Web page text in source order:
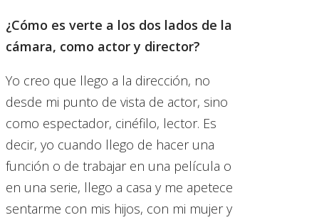
¿Cómo es verte a los dos lados de la
cámara, como actor y director?
Yo creo que llego a la dirección, no
desde mi punto de vista de actor, sino
como espectador, cinéfilo, lector. Es
decir, yo cuando llego de hacer una
función o de trabajar en una película o
en una serie, llego a casa y me apetece
sentarme con mis hijos, con mi mujer y